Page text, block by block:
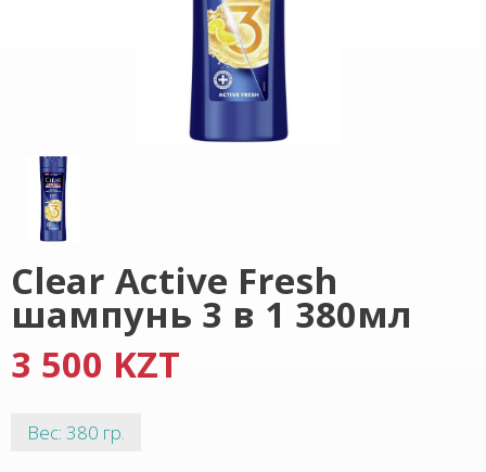
Clear Active Fresh
шампунь 3 в 1 380мл
3 500 KZT
Вес: 380 гр.